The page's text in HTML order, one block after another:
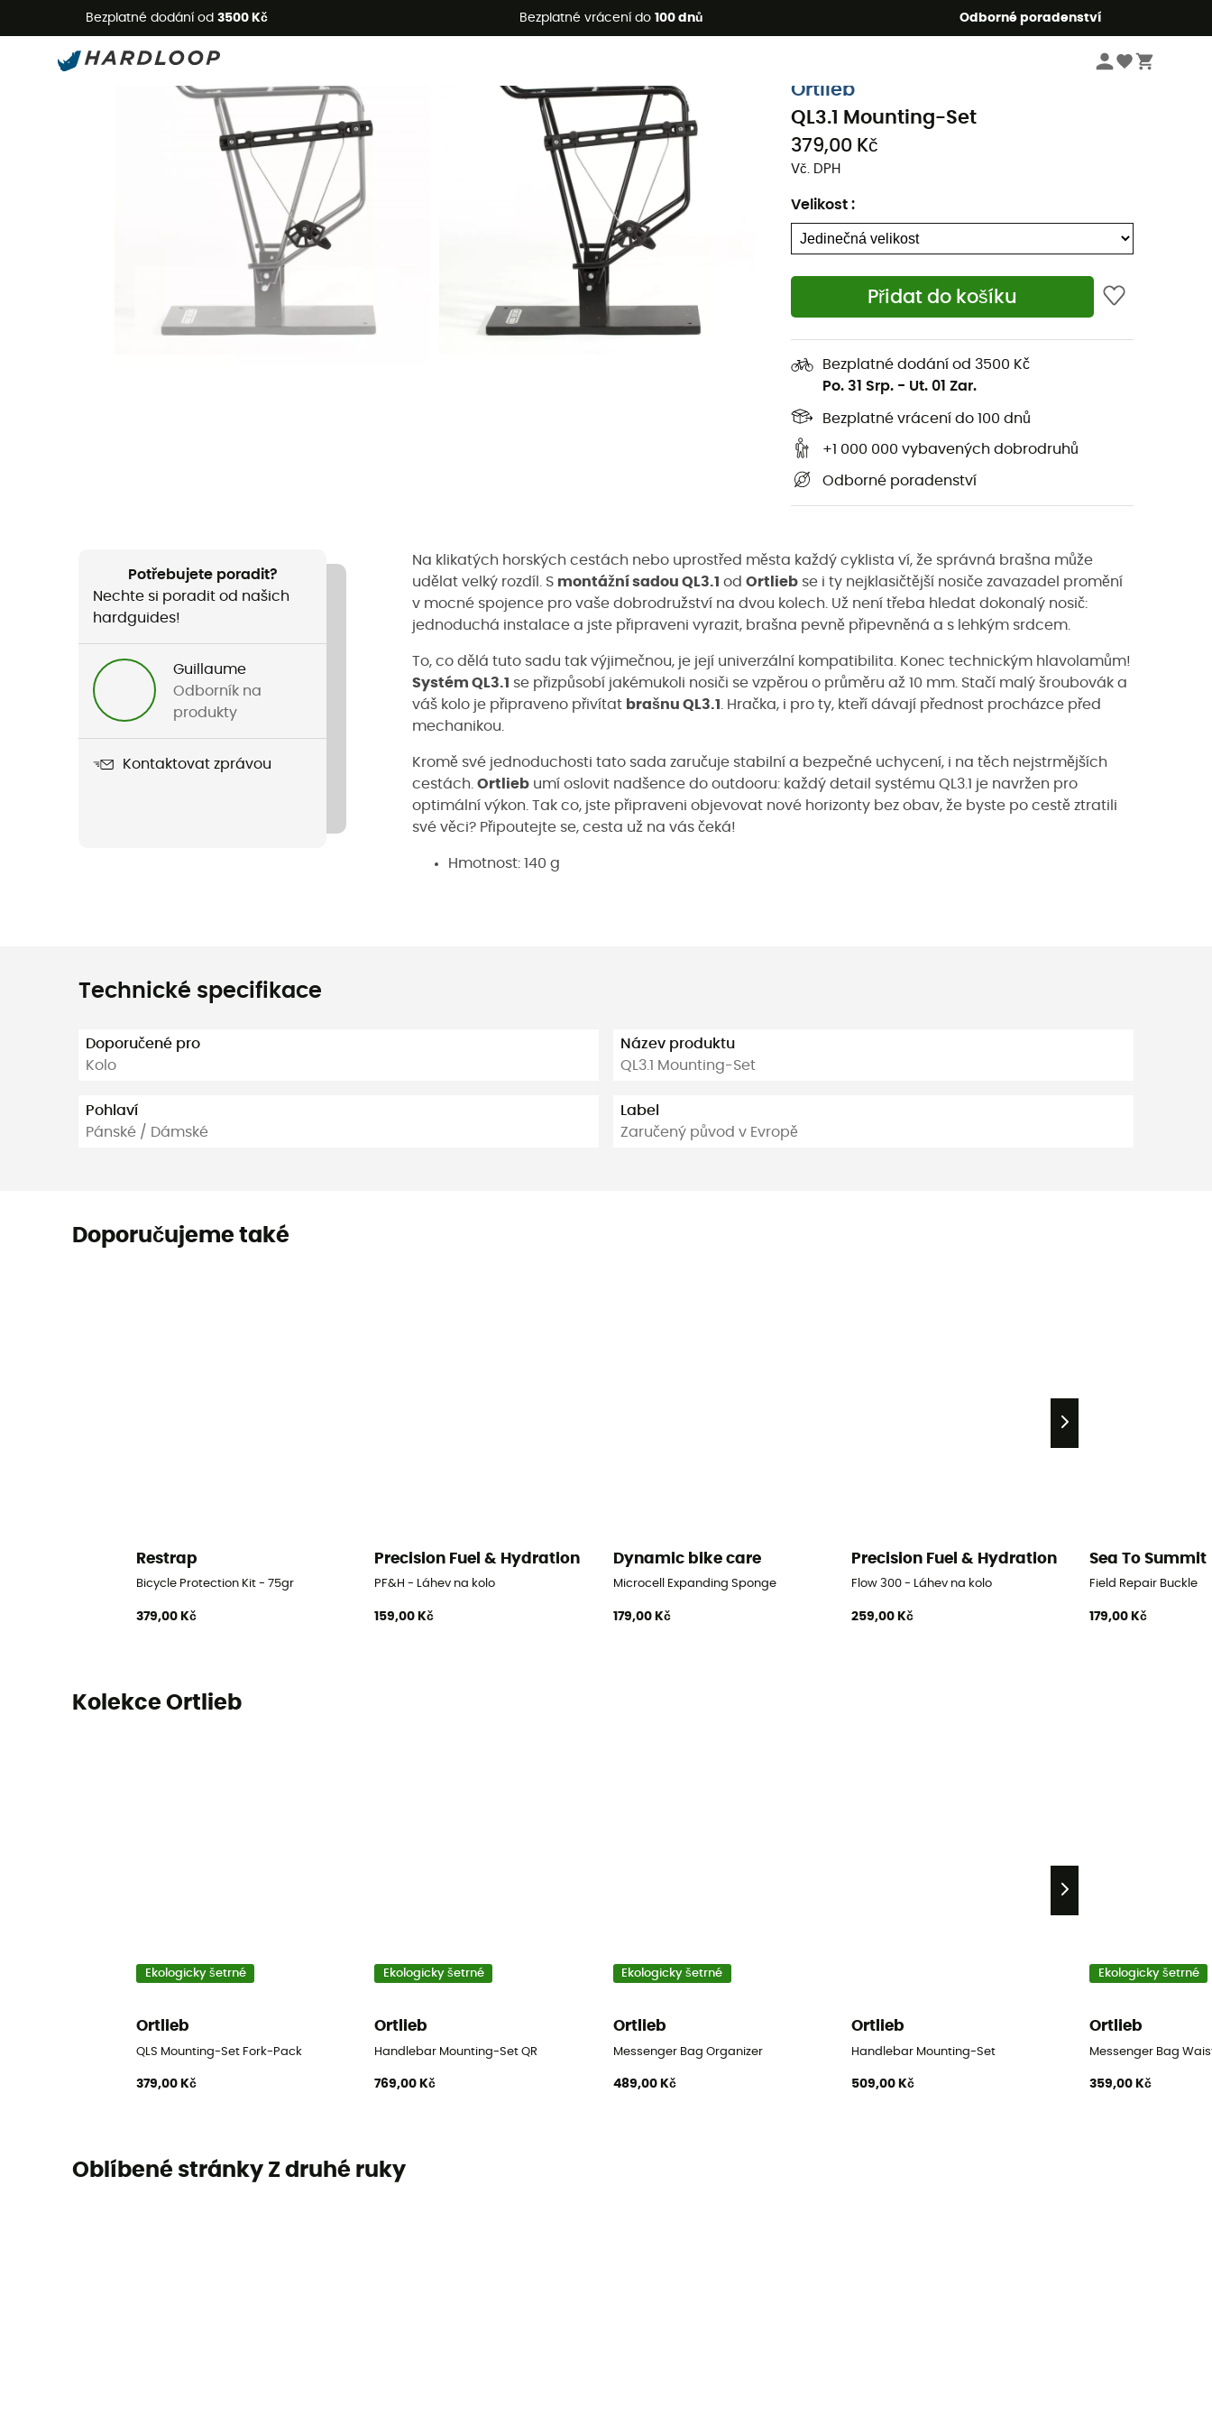
Bezplatné dodání od 3500 Kč Bezplatné vrácení do 100 dnů Odborné poradenství
Letní akce 🔥 -5 % EXTRA při nákupu 2 produktů* s kódem Summer5
Ortlieb
QL3.1 Mounting-Set
379,00 Kč
Vč. DPH
Velikost :
Přidat do košíku
Bezplatné dodání od 3500 Kč
Po. 31 Srp. - Ut. 01 Zar.
Bezplatné vrácení do 100 dnů
+1 000 000 vybavených dobrodruhů
Odborné poradenství
Potřebujete poradit?
Nechte si poradit od našich
hardguides!
Guillaume
Odborník na
produkty
Kontaktovat zprávou
Na klikatých horských cestách nebo uprostřed města každý cyklista ví, že správná brašna může
udělat velký rozdíl. S montážní sadou QL3.1 od Ortlieb se i ty nejklasičtější nosiče zavazadel promění
v mocné spojence pro vaše dobrodružství na dvou kolech. Už není třeba hledat dokonalý nosič:
jednoduchá instalace a jste připraveni vyrazit, brašna pevně připevněná a s lehkým srdcem.
To, co dělá tuto sadu tak výjimečnou, je její univerzální kompatibilita. Konec technickým hlavolamům!
Systém QL3.1 se přizpůsobí jakémukoli nosiči se vzpěrou o průměru až 10 mm. Stačí malý šroubovák a
váš kolo je připraveno přivítat brašnu QL3.1 . Hračka, i pro ty, kteří dávají přednost procházce před
mechanikou.
Kromě své jednoduchosti tato sada zaručuje stabilní a bezpečné uchycení, i na těch nejstrmějších
cestách. Ortlieb umí oslovit nadšence do outdooru: každý detail systému QL3.1 je navržen pro
optimální výkon. Tak co, jste připraveni objevovat nové horizonty bez obav, že byste po cestě ztratili
své věci? Připoutejte se, cesta už na vás čeká!
Hmotnost: 140 g
Technické specifikace
Doporučené pro
Kolo
Pohlaví
Pánské / Dámské
Název produktu
QL3.1 Mounting-Set
Label
Zaručený původ v Evropě
Doporučujeme také
Restrap
Bicycle Protection Kit - 75gr
379,00 Kč
Precision Fuel & Hydration
PF&H - Láhev na kolo
159,00 Kč
Dynamic bike care
Microcell Expanding Sponge
179,00 Kč
Precision Fuel & Hydration
Flow 300 - Láhev na kolo
259,00 Kč
Sea To Summit
Field Repair Buckle
179,00 Kč
Kolekce Ortlieb
Ekologicky šetrné
Ortlieb
QLS Mounting-Set Fork-Pack
379,00 Kč
Ekologicky šetrné
Ortlieb
Handlebar Mounting-Set QR
769,00 Kč
Ekologicky šetrné
Ortlieb
Messenger Bag Organizer
489,00 Kč
Ortlieb
Handlebar Mounting-Set
509,00 Kč
Ekologicky šetrné
Ortlieb
Messenger Bag
359,00 Kč
Oblíbené stránky Z druhé ruky